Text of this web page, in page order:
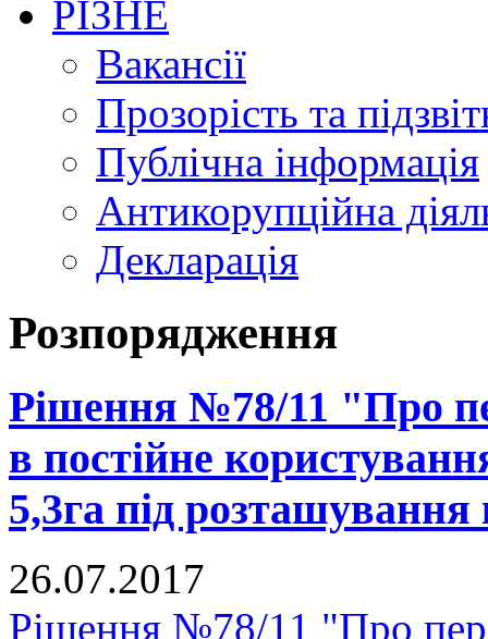
РІЗНЕ
Вакансії
Прозорість та
Публічна інформація
Антикорупційна
Декларація
Розпорядження
Рішення №78/11 "Про
в постійне
5,3га під
26.07.2017
Рішення №78/11 "Про